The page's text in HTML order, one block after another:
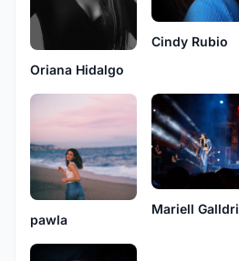
Oriana Hidalgo
Cindy Rubio
pawla
Mariell Galldri